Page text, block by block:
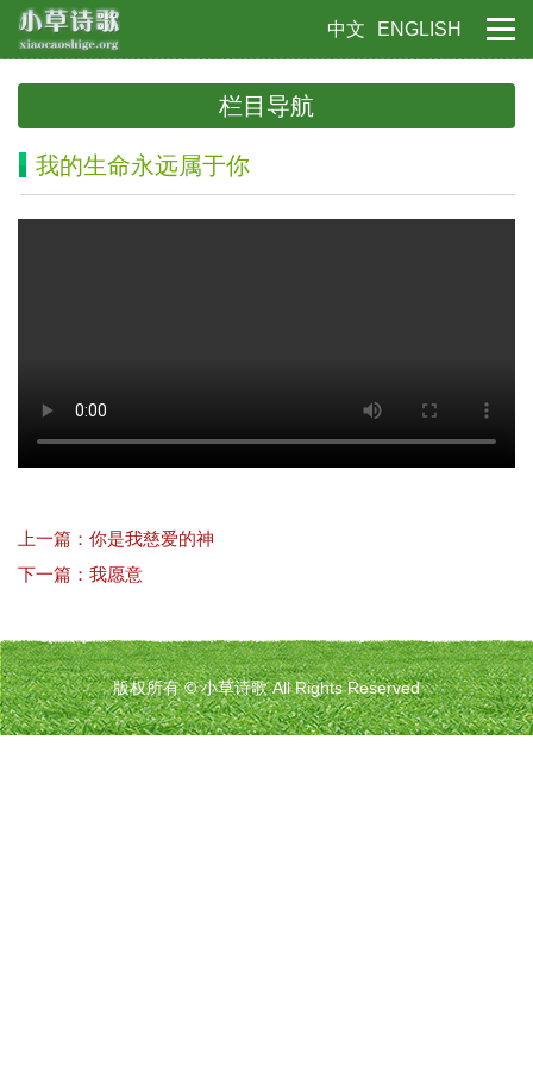
中文 ENGLISH
栏目导航
我的生命永远属于你
上一篇：你是我慈爱的神
下一篇：我愿意
版权所有 © 小草诗歌 All Rights Reserved